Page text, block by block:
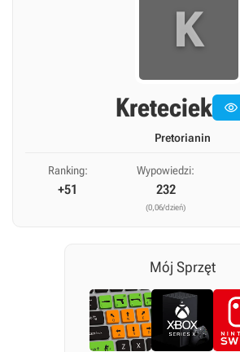
K
Kreteciek 
Pretorianin
Ranking:
+51
Wypowiedzi:
232
(0,06/dzień)
Mój Sprzęt